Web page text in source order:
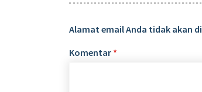
Alamat email Anda tidak akan
Komentar *